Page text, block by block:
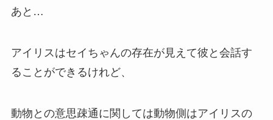
あと…
アイリスはセイちゃんの存在が見えて彼と会話す
ることができるけれど、
動物との意思疎通に関しては動物側はアイリスの